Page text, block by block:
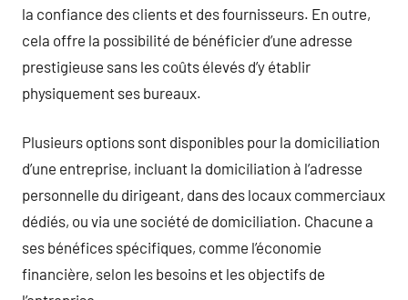
la confiance des clients et des fournisseurs. En outre,
cela offre la possibilité de bénéficier d’une adresse
prestigieuse sans les coûts élevés d’y établir
physiquement ses bureaux.
Plusieurs options sont disponibles pour la domiciliation
d’une entreprise, incluant la domiciliation à l’adresse
personnelle du dirigeant, dans des locaux commerciaux
dédiés, ou via une société de domiciliation. Chacune a
ses bénéfices spécifiques, comme l’économie
financière, selon les besoins et les objectifs de